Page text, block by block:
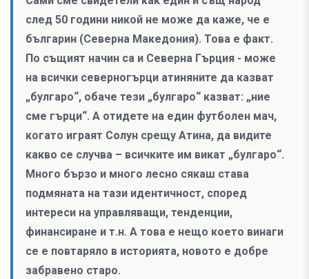
след 50 години никой не може да каже, че е
българин (Северна Македония). Това е факт.
По същият начин са и Северна Гърция - може
на всички северногърци атиняните да казват
„булгаро“, обаче тези „булгаро“ казват: „ние
сме гърци“. А отидете на един футболен мач,
когато играят Солун срещу Атина, да видите
какво се случва – всичките им викат „булгаро“.
Много бързо и много лесно сякаш става
подмяната на тази идентичност, според
интереси на управляващи, тенденции,
финансиране и т.н. А това е нещо което винаги
се е повтаряло в историята, новото е добре
забравено старо.